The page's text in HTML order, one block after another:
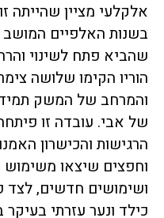
אלקלעי מציין
בשנות האלפיים המושב
שהביא פתח לשינוי
הוריו הקימו שלושה
והמרחב של המשק
של אבי. עובדה זו
הרגישות והכישרון
וחפצים שיצאו משימוש
ושימושים חדשים, לצד
כילד ונער עזרתי